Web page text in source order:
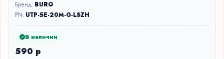
Бренд: BURO
PN: UTP-5E-20M-G-LSZH
В наличии
590 р